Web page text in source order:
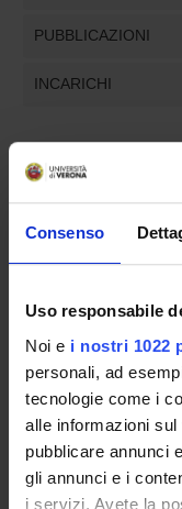
Consenso
Uso responsabile
Noi e i nostri 1022
personali, ad
tecnologie come i
alle informazioni
pubblicare annunci
gli annunci e i
i servizi. Avete la
PUBBLICAZIONI
INCARICHI
ORGANIZZAZIONE
UFFICI E
SERVIZI DI
STRUTTURE DEL
LABORATORI DI